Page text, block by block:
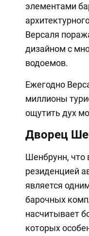
элементами
Версаля
дизайном с
водоемов.
Ежегодно
миллионы
ощутить дух
Дворец
Шенбрунн, что
резиденцией
является
барочных
насчитывает
которых